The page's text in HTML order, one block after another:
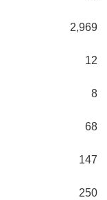
2,969
12
8
68
147
250